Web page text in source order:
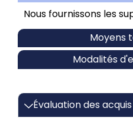
Moyens
Modalités
Nous fournissons les
Évaluation des acquis